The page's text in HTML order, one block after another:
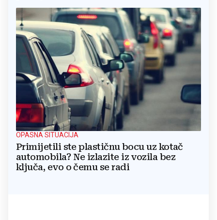
OPASNA SITUACIJA
Primijetili ste plastičnu bocu uz kotač
automobila? Ne izlazite iz vozila bez
ključa, evo o čemu se radi